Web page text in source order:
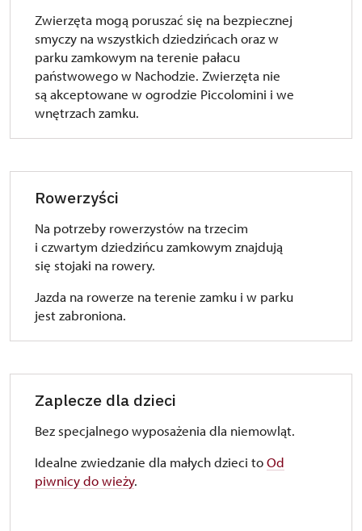
Zwierzęta mogą poruszać się na bezpiecznej
smyczy na wszystkich dziedzińcach oraz w
parku zamkowym na terenie pałacu
państwowego w Nachodzie. Zwierzęta nie
są akceptowane w ogrodzie Piccolomini i we
wnętrzach zamku.
Rowerzyści
Na potrzeby rowerzystów na trzecim
i czwartym dziedzińcu zamkowym znajdują
się stojaki na rowery.
Jazda na rowerze na terenie zamku i w parku
jest zabroniona.
Zaplecze dla dzieci
Bez specjalnego wyposażenia dla niemowląt.
Idealne zwiedzanie dla małych dzieci toOd
piwnicy do wieży.